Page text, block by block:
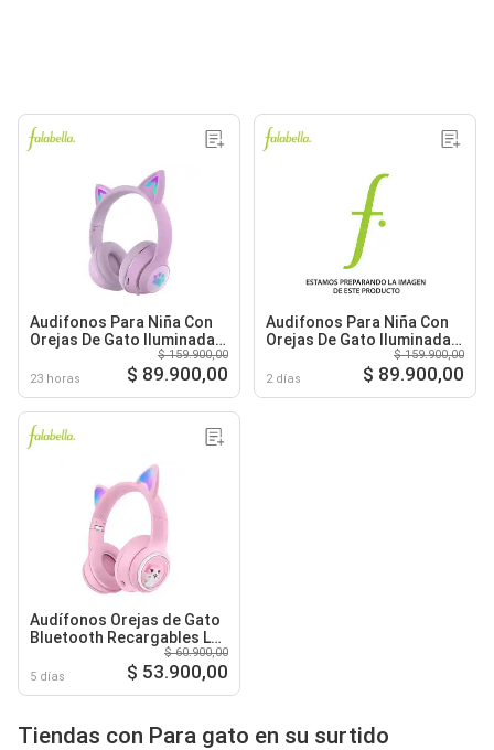
Audifonos Para Niña Con
Orejas De Gato Iluminadas
Bluetooth Morados
23 horas
$ 159.900,00
$ 89.900,00
Audifonos Para Niña Con
Orejas De Gato Iluminadas
2 días
$ 159.900,00
$ 89.900,00
Audífonos Orejas de Gato
Bluetooth Recargables Luz
5 días
$ 60.900,00
$ 53.900,00
Tiendas con Para gato en su surtido